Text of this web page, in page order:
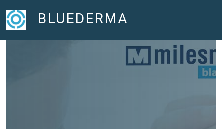
BLUEDERMA